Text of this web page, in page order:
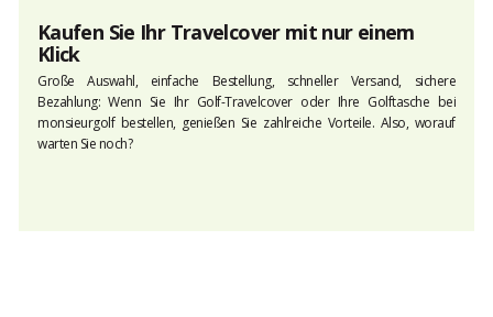
Kaufen Sie Ihr Travelcover mit nur einem
Klick
Große Auswahl, einfache Bestellung, schneller Versand, sichere
Bezahlung: Wenn Sie Ihr Golf-Travelcover oder Ihre Golftasche bei
monsieurgolfbestellen, genießen Sie zahlreiche Vorteile. Also, worauf
warten Sie noch?